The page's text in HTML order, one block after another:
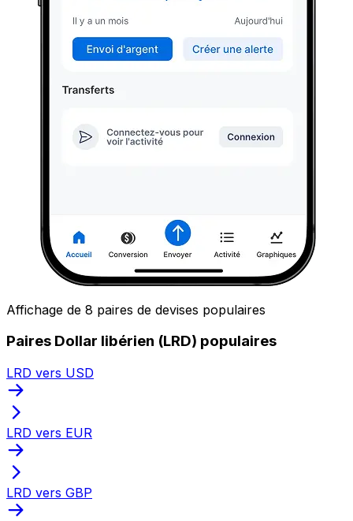
Affichage de 8 paires de devises populaires
Paires Dollar libérien (LRD) populaires
LRD vers USD
LRD vers EUR
LRD vers GBP